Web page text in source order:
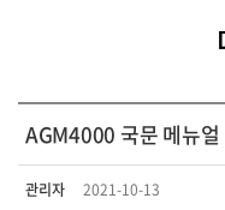
AGM4000 국문 메뉴얼
관리자 2021-10-13